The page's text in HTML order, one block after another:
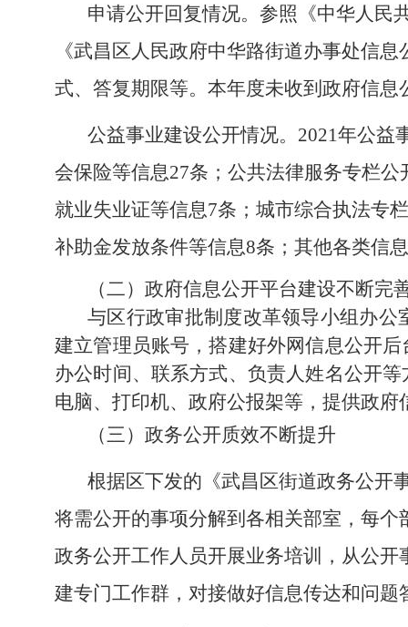
申请公开回复情况。参照《中华人民
《武昌区人民政府中华路街道办事处信
式、答复期限等。本年度未收到政府信息
公益事业建设公开情况。 2021年公益
会保险等信息27条；公共法律服务专栏
就业失业证等信息7条；城市综合执法专
补助金发放条件等信息8条；其他各类信
（二） 政府信息公开平台建设不断完
与区行政审批制度改革领导小组办
建立管理员账号，搭建好外网信息公开
办公时间、联系方式、负责人姓名公开
电脑、打印机、政府公报架等，提供政府
（三）政务公开质效不断提升
根据区下发的《武昌区街道政务公开
将需公开的事项分解到各相关部室，每
政务公开工作人员开展业务培训，从公
建专门工作群，对接做好信息传达和问题